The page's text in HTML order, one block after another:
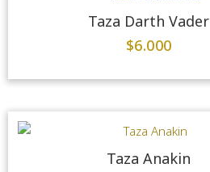
Taza Darth Vader
$6.000
Taza Anakin